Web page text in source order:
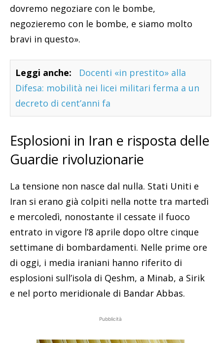
dovremo negoziare con le bombe,
negozieremo con le bombe, e siamo molto
bravi in questo».
Leggi anche:
Docenti «in prestito» alla
Difesa: mobilità nei licei militari ferma a un
decreto di cent’anni fa
Esplosioni in Iran e risposta delle
Guardie rivoluzionarie
La tensione non nasce dal nulla. Stati Uniti e
Iran si erano già colpiti nella notte tra martedì
e mercoledì, nonostante il cessate il fuoco
entrato in vigore l’8 aprile dopo oltre cinque
settimane di bombardamenti. Nelle prime ore
di oggi, i media iraniani hanno riferito di
esplosioni sull’isola di Qeshm, a Minab, a Sirik
e nel porto meridionale di Bandar Abbas.
Pubblicità